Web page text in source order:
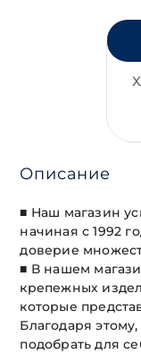
Описание
■ Наш магазин
начиная с 1992
доверие
■ В нашем
крепежных
которые
Благодаря
подобрать для